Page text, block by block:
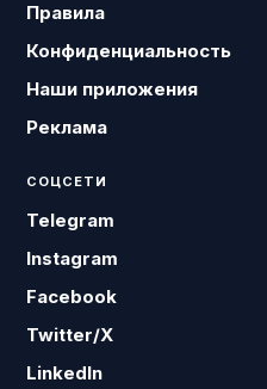
Правила
Конфиденциальность
Наши приложения
Реклама
СОЦСЕТИ
Telegram
Instagram
Facebook
Twitter/X
LinkedIn